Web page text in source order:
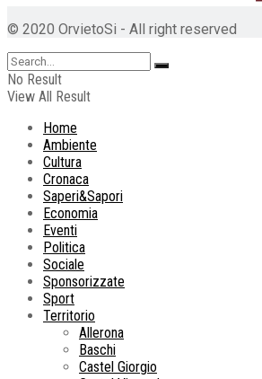
© 2020 OrvietoSi - All right reserved
No Result
View All Result
Home
Ambiente
Cultura
Cronaca
Saperi&Sapori
Economia
Eventi
Politica
Sociale
Sponsorizzate
Sport
Territorio
Allerona
Baschi
Castel Giorgio